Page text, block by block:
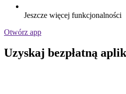
Jeszcze więcej funkcjonalności
Otwórz app
Uzyskaj bezpłatną